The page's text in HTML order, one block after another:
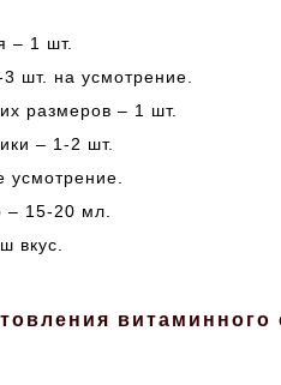
– 1 шт.
шт. на усмотрение.
размеров – 1 шт.
– 1-2 шт.
– 15-20 мл.
вкус.
витаминного